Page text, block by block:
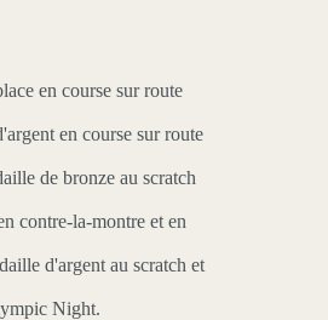
en course sur route
en course sur route
de bronze au scratch
contre-la-montre et en
d'argent au scratch et
Night.